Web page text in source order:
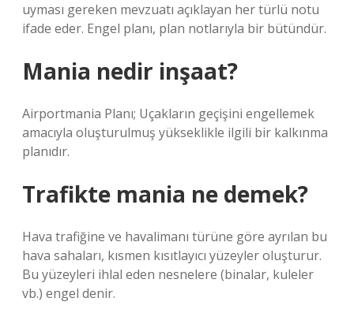
uyması gereken mevzuatı açıklayan her türlü notu
ifade eder. Engel planı, plan notlarıyla bir bütündür.
Mania nedir inşaat?
Airportmania Planı; Uçakların geçişini engellemek
amacıyla oluşturulmuş yükseklikle ilgili bir kalkınma
planıdır.
Trafikte mania ne demek?
Hava trafiğine ve havalimanı türüne göre ayrılan bu
hava sahaları, kısmen kısıtlayıcı yüzeyler oluşturur.
Bu yüzeyleri ihlal eden nesnelere (binalar, kuleler
vb.) engel denir.